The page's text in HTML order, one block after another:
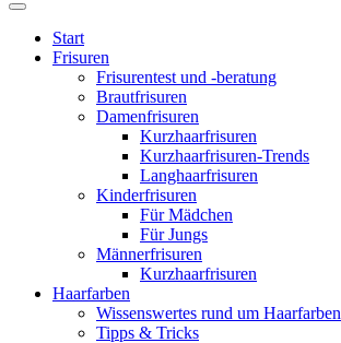
Start
Frisuren
Frisurentest und -beratung
Brautfrisuren
Damenfrisuren
Kurzhaarfrisuren
Kurzhaarfrisuren-Trends
Langhaarfrisuren
Kinderfrisuren
Für Mädchen
Für Jungs
Männerfrisuren
Kurzhaarfrisuren
Haarfarben
Wissenswertes rund um Haarfarben
Tipps & Tricks